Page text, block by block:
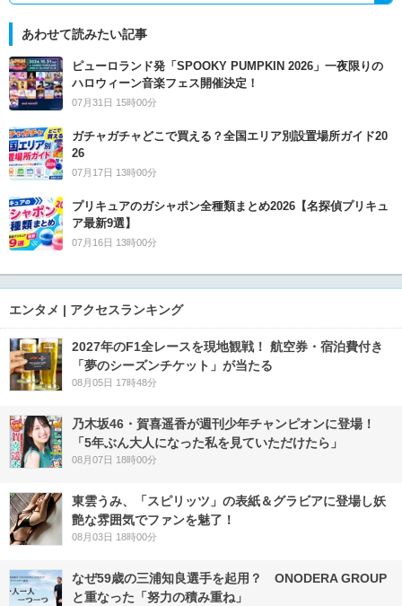
あわせて読みたい記事
ピューロランド発「SPOOKY PUMPKIN 2026」一夜限りの
ハロウィーン音楽フェス開催決定！
07月31日 15時00分
ガチャガチャどこで買える？全国エリア別設置場所ガイド20
26
07月17日 13時00分
プリキュアのガシャポン全種類まとめ2026【名探偵プリキュ
ア最新9選】
07月16日 13時00分
エンタメ | アクセスランキング
2027年のF1全レースを現地観戦！ 航空券・宿泊費付き
「夢のシーズンチケット」が当たる
08月05日 17時48分
乃木坂46・賀喜遥香が週刊少年チャンピオンに登場！
「5年ぶん大人になった私を見ていただけたら」
08月07日 18時00分
東雲うみ、「スピリッツ」の表紙＆グラビアに登場し妖
艶な雰囲気でファンを魅了！
08月03日 18時00分
なぜ59歳の三浦知良選手を起用？ ONODERA GROUP
と重なった「努力の積み重ね」